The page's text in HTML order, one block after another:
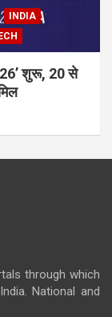
INDIA
शुरू, 20 से
through which
National and